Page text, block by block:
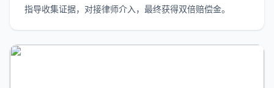
指导收集证据，对接律师介入，最终获得双倍赔偿金。